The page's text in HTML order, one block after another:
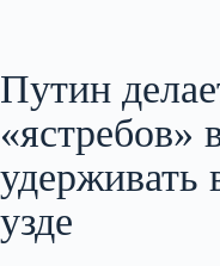
Путин
удерживать
узде